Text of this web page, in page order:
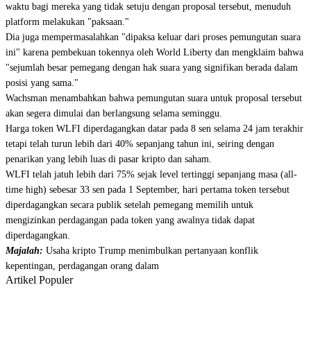
waktu bagi mereka yang tidak setuju dengan proposal tersebut, menuduh
platform melakukan "paksaan."
Dia juga mempermasalahkan "dipaksa keluar dari proses pemungutan suara
ini" karena pembekuan tokennya oleh World Liberty dan mengklaim bahwa
"sejumlah besar pemegang dengan hak suara yang signifikan berada dalam
posisi yang sama."
Wachsman menambahkan bahwa pemungutan suara untuk proposal tersebut
akan segera dimulai dan berlangsung selama seminggu.
Harga token WLFI diperdagangkan datar pada 8 sen selama 24 jam terakhir
tetapi telah turun lebih dari 40% sepanjang tahun ini, seiring dengan
penarikan yang lebih luas di pasar kripto dan saham.
WLFI telah jatuh lebih dari 75% sejak level tertinggi sepanjang masa (all-
time high) sebesar 33 sen pada 1 September, hari pertama token tersebut
diperdagangkan secara publik setelah pemegang memilih untuk
mengizinkan perdagangan pada token yang awalnya tidak dapat
diperdagangkan.
Majalah: Usaha kripto Trump menimbulkan pertanyaan konflik
kepentingan, perdagangan orang dalam
Artikel Populer